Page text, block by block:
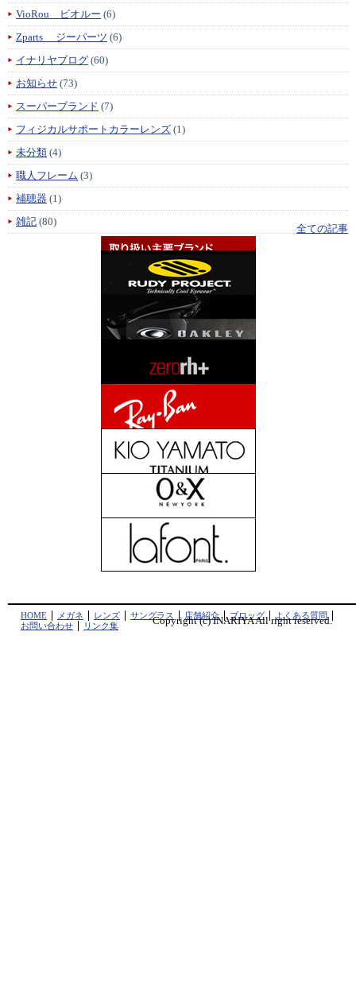
VioRou ビオルー (6)
Zparts ジーパーツ (6)
イナリヤブログ (60)
お知らせ (73)
スーパーブランド (7)
フィジカルサポートカラーレンズ (1)
未分類 (4)
職人フレーム (3)
補聴器 (1)
雑記 (80)
全ての記事
HOME メガネ レンズ サングラス 店舗紹介 ブロッグ
よくある質問
お問い合わせ
リンク集 Copyright (c) INARIYA All right reserved.